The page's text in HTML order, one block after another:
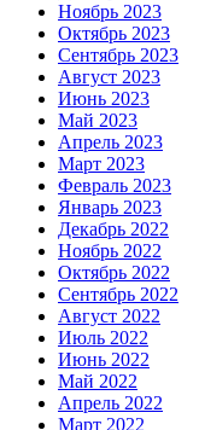
Ноябрь 2023
Октябрь 2023
Сентябрь 2023
Август 2023
Июнь 2023
Май 2023
Апрель 2023
Март 2023
Февраль 2023
Январь 2023
Декабрь 2022
Ноябрь 2022
Октябрь 2022
Сентябрь 2022
Август 2022
Июль 2022
Июнь 2022
Май 2022
Апрель 2022
Март 2022